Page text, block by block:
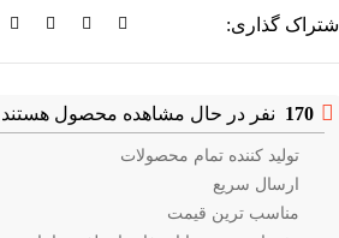
اشتراک گذاری:
170 نفر در حال مشاهده محصول هستند
تولید کننده تمام محصولات
ارسال سریع
مناسب ترین قیمت